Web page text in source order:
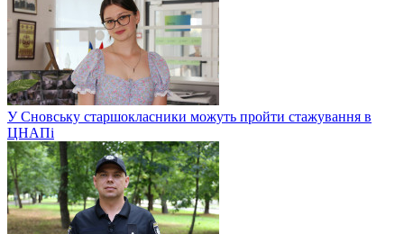
У Сновську старшокласники можуть пройти стажування в
ЦНАПі